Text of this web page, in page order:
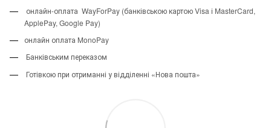
онлайн-оплата WayForPay (банківською картою Visa і MasterCard,
ApplePay, Google Pay)
онлайн оплата MonoPay
Банківським переказом
Готівкою при отриманні у відділенні «Нова пошта»